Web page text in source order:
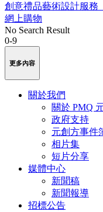
創意禮品藝術設計服務
網上購物
No Search Result
0-9
更多內容
關於我們
關於 PMQ
政府支持
元創方事件
相片集
短片分享
媒體中心
新聞稿
新聞報導
招標公告